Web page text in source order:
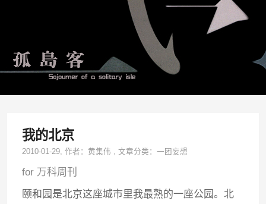
我的北京
2010-01-29, 作者：黄集伟 ,文章分类：一团妄想
for 万科周刊
颐和园是北京这座城市里我最熟的一座公园。北